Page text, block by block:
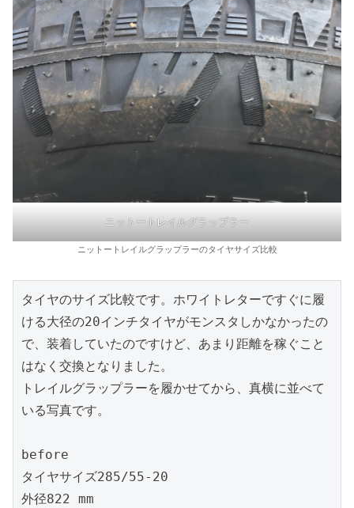
ニットートレイルグラップラー
ニットートレイルグラップラーのタイヤサイズ比較
タイヤのサイズ比較です。ホワイトレターですぐに履
ける大径の20インチタイヤがモンスタしかなかったの
で、装着していたのですけど、あまり距離を稼ぐこと
はなく交換となりました。
トレイルグラップラーを履かせてから、真横に並べて
いる写真です。
before
タイヤサイズ285/55-20
外径822 mm